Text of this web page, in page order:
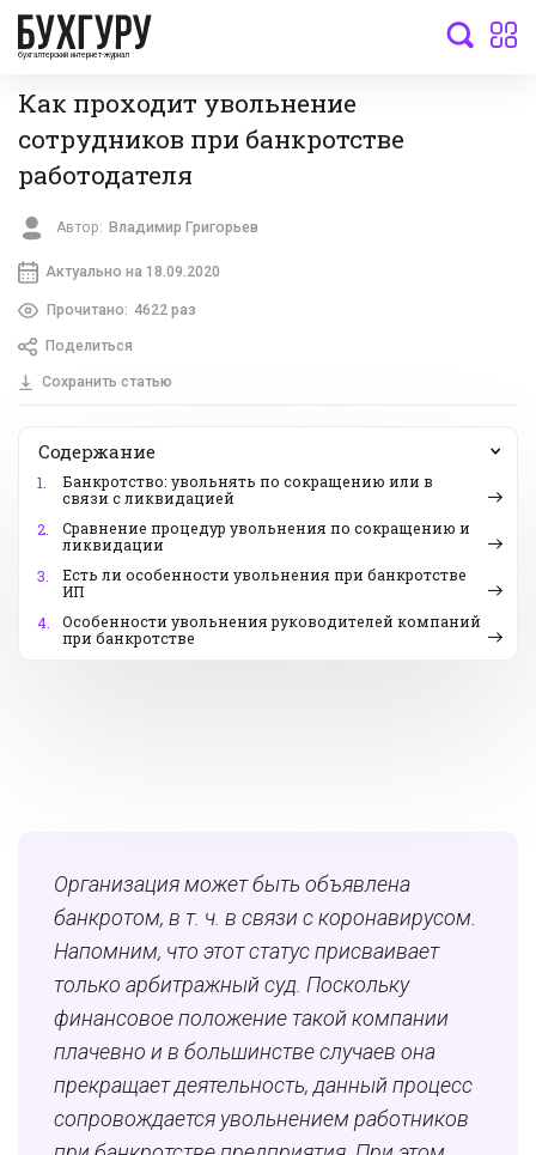
бухгалтерский интернет-журнал
Как проходит увольнение
сотрудников при банкротстве
работодателя
Автор: Владимир Григорьев
Актуально на 18.09.2020
Прочитано: 4622 раз
Поделиться
Сохранить статью
Содержание
1.
Банкротство: увольнять по сокращению или в
связи с ликвидацией
2.
Сравнение процедур увольнения по сокращению и
ликвидации
3.
Есть ли особенности увольнения при банкротстве
ИП
4.
Особенности увольнения руководителей компаний
при банкротстве
Организация может быть объявлена
банкротом, в т. ч. в связи с коронавирусом.
Напомним, что этот статус присваивает
только арбитражный суд. Поскольку
финансовое положение такой компании
плачевно и в большинстве случаев она
прекращает деятельность, данный процесс
сопровождается увольнением работников